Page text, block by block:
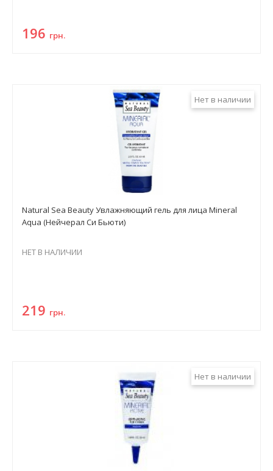
196 грн.
Нет в наличии
Natural Sea Beauty Увлажняющий гель для лица Mineral
Aqua (Нейчерал Си Бьюти)
НЕТ В НАЛИЧИИ
219 грн.
Нет в наличии